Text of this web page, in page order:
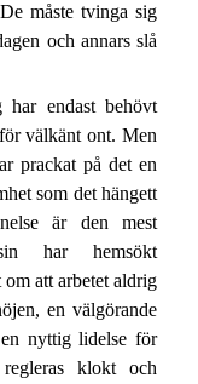
måste tvinga sig
och annars slå
endast behövt
välkänt ont. Men
prackat på det en
som det hängett
är den mest
har hemsökt
att arbetet aldrig
en välgörande
nyttig lidelse för
klokt och